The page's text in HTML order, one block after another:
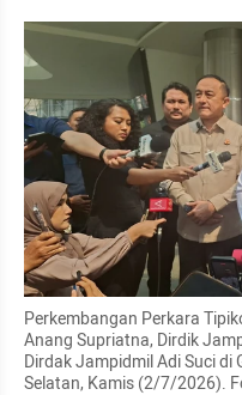
Perkembangan Perkara
Anang Supriatna, Dirdik
Dirdak Jampidmil Adi Suci
Selatan, Kamis (2/7/2026).